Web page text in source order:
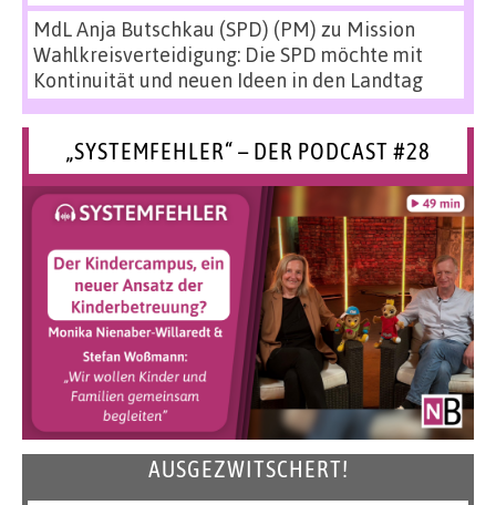
MdL Anja Butschkau (SPD) (PM) zu Mission
Wahlkreisverteidigung: Die SPD möchte mit
Kontinuität und neuen Ideen in den Landtag
„SYSTEMFEHLER“ – DER PODCAST #28
AUSGEZWITSCHERT!